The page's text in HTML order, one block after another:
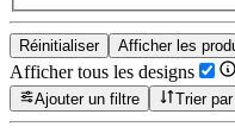
Réinitialiser Afficher les
Afficher tous les designs
Ajouter un filtre
Trier par